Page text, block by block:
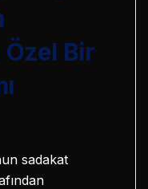
Bir
sadakat